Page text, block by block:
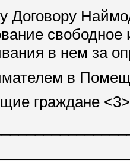
Договору
в нем за
в
граждане